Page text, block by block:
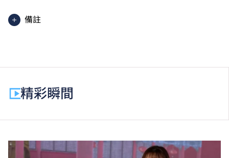
備註
除學費外，學生須繳交其他費用如保證金及學生會年
費。
學費水平會每年檢討。課程第二年學費水平會因應通脹
及有關因素作調整。
精彩瞬間